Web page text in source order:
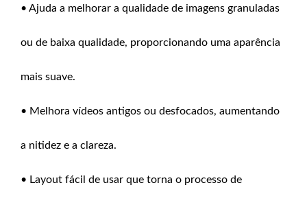
• Ajuda a melhorar a qualidade de imagens granuladas
ou de baixa qualidade, proporcionando uma aparência
mais suave.
• Melhora vídeos antigos ou desfocados, aumentando
a nitidez e a clareza.
• Layout fácil de usar que torna o processo de